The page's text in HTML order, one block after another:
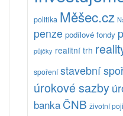
politika Měšec.cz
penze podílové fondy
půjčky realitní trh
spoření stavební
úrokové sazby
banka ČNB životní